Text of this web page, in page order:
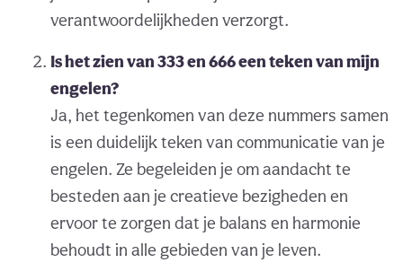
verantwoordelijkheden verzorgt.
Is het zien van 333 en 666 een teken van mijn
engelen?
Ja, het tegenkomen van deze nummers samen
is een duidelijk teken van communicatie van je
engelen. Ze begeleiden je om aandacht te
besteden aan je creatieve bezigheden en
ervoor te zorgen dat je balans en harmonie
behoudt in alle gebieden van je leven.